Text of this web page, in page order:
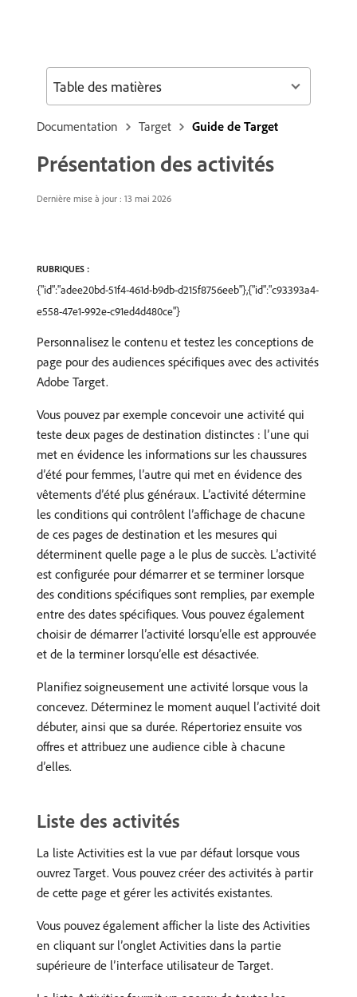
Documentation Target Guide de Target
Présentation des activités
Dernière mise à jour : 13 mai 2026
RUBRIQUES :
{"id":"adee20bd-51f4-461d-b9db-d215f8756eeb"},{"id":"c93393a4-
e558-47e1-992e-c91ed4d480ce"}
Personnalisez le contenu et testez les conceptions de
page pour des audiences spécifiques avec des activités
Adobe Target.
Vous pouvez par exemple concevoir une activité qui
teste deux pages de destination distinctes : l’une qui
met en évidence les informations sur les chaussures
d’été pour femmes, l’autre qui met en évidence des
vêtements d’été plus généraux. L’activité détermine
les conditions qui contrôlent l’affichage de chacune
de ces pages de destination et les mesures qui
déterminent quelle page a le plus de succès. L’activité
est configurée pour démarrer et se terminer lorsque
des conditions spécifiques sont remplies, par exemple
entre des dates spécifiques. Vous pouvez également
choisir de démarrer l’activité lorsqu’elle est approuvée
et de la terminer lorsqu’elle est désactivée.
Planifiez soigneusement une activité lorsque vous la
concevez. Déterminez le moment auquel l’activité doit
débuter, ainsi que sa durée. Répertoriez ensuite vos
offres et attribuez une audience cible à chacune
d’elles.
Liste des activités
La liste Activities est la vue par défaut lorsque vous
ouvrez Target. Vous pouvez créer des activités à partir
de cette page et gérer les activités existantes.
Vous pouvez également afficher la liste des Activities
en cliquant sur l’onglet Activities dans la partie
supérieure de l’interface utilisateur de Target.
Table des matières